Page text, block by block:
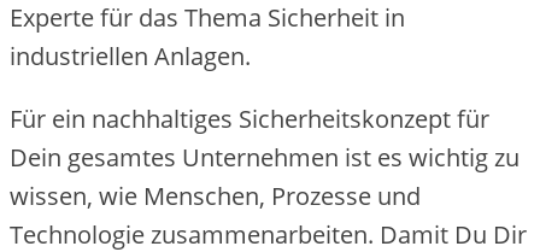
Experte für das Thema Sicherheit in
industriellen Anlagen.
Für ein nachhaltiges Sicherheitskonzept für
Dein gesamtes Unternehmen ist es wichtig zu
wissen, wie Menschen, Prozesse und
Technologie zusammenarbeiten. Damit Du Dir